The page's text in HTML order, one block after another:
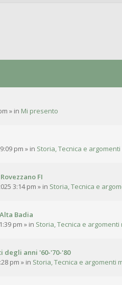
» in Mi presento
pm » in Storia, Tecnica e
FI
3:14 pm » in Storia, Tecnica e
Badia
pm » in Storia, Tecnica e argomenti
degli anni '60-'70-'80
pm » in Storia, Tecnica e argomenti